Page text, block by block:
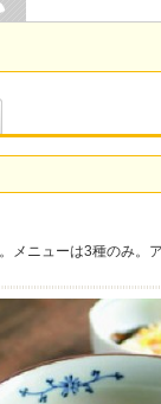
メニューは3種のみ。